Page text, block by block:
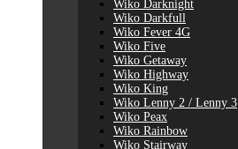
Wiko Darknight
Wiko Darkfull
Wiko Fever 4G
Wiko Five
Wiko Getaway
Wiko Highway
Wiko King
Wiko Lenny 2 / Lenny 3
Wiko Peax
Wiko Rainbow
Wiko Stairway